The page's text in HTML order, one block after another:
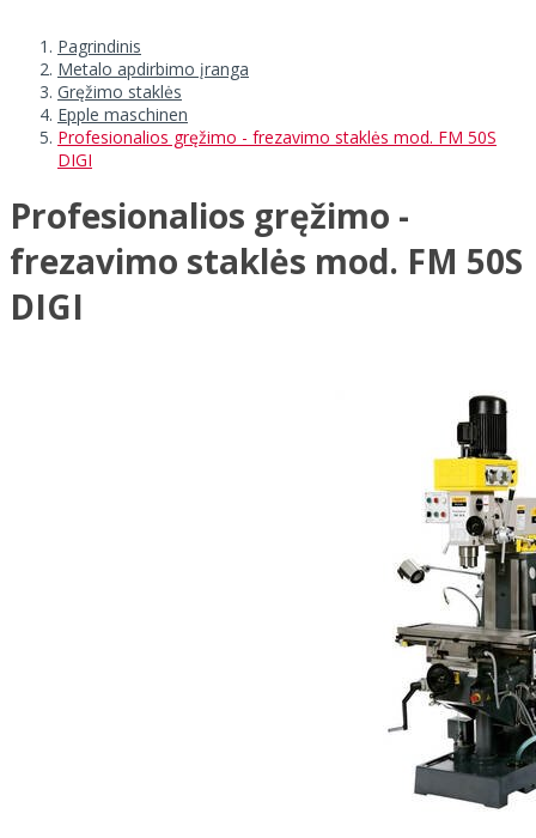
Pagrindinis
Metalo apdirbimo įranga
Gręžimo staklės
Epple maschinen
Profesionalios gręžimo - frezavimo staklės mod. FM 50S
DIGI
Profesionalios gręžimo -
frezavimo staklės mod. FM 50S
DIGI